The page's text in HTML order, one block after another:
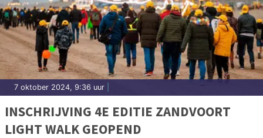
7 oktober 2024, 9:36 uur
INSCHRIJVING 4E EDITIE ZANDVOORT
LIGHT WALK GEOPEND